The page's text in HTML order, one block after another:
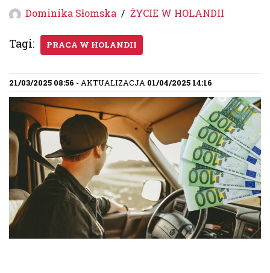
Dominika Słomska ŻYCIE W HOLANDII
Tagi: PRACA W HOLANDII
21/03/2025 08:56 - AKTUALIZACJA 01/04/2025 14:16